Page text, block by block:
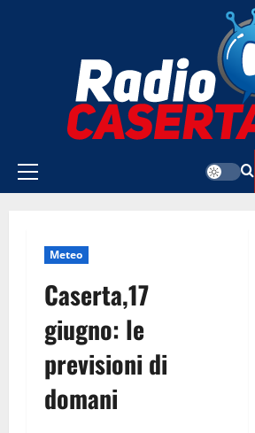
Menu
Meteo
Caserta,17
giugno: le
previsioni di
domani